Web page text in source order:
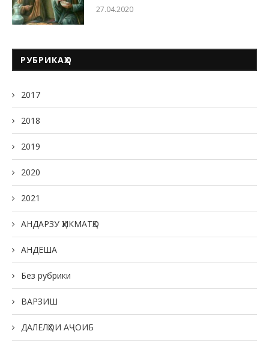
27.04.2020
РУБРИКАҲО
2017
2018
2019
2020
2021
АНДАРЗУ ҲИКМАТҲО
АНДЕША
Без рубрики
ВАРЗИШ
ДАЛЕЛҲОИ АҶОИБ